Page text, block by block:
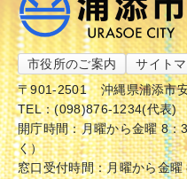
市役所のご案内 サイト
〒901-2501
沖縄県浦添市
TEL：(098)876-1234(代表)
開庁時間：月曜から金曜 8
く）
窓口受付時間：月曜から金